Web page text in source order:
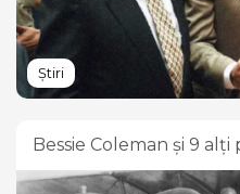
Știri
Bessie Coleman și 9